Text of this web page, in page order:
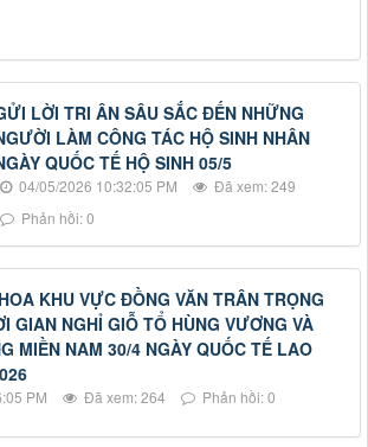
LỜI TRI ÂN SÂU SẮC ĐẾN NHỮNG
LÀM CÔNG TÁC HỘ SINH NHÂN
QUỐC TẾ HỘ SINH 05/5
04/05/2026 10:32:05 PM
Đã xem: 249
Phản hồi: 0
KHU VỰC ĐỒNG VĂN TRÂN TRỌNG
GIAN NGHỈ GIỖ TỔ HÙNG VƯƠNG VÀ
MIỀN NAM 30/4 NGÀY QUỐC TẾ LAO
PM Đã xem: 264 Phản hồi: 0